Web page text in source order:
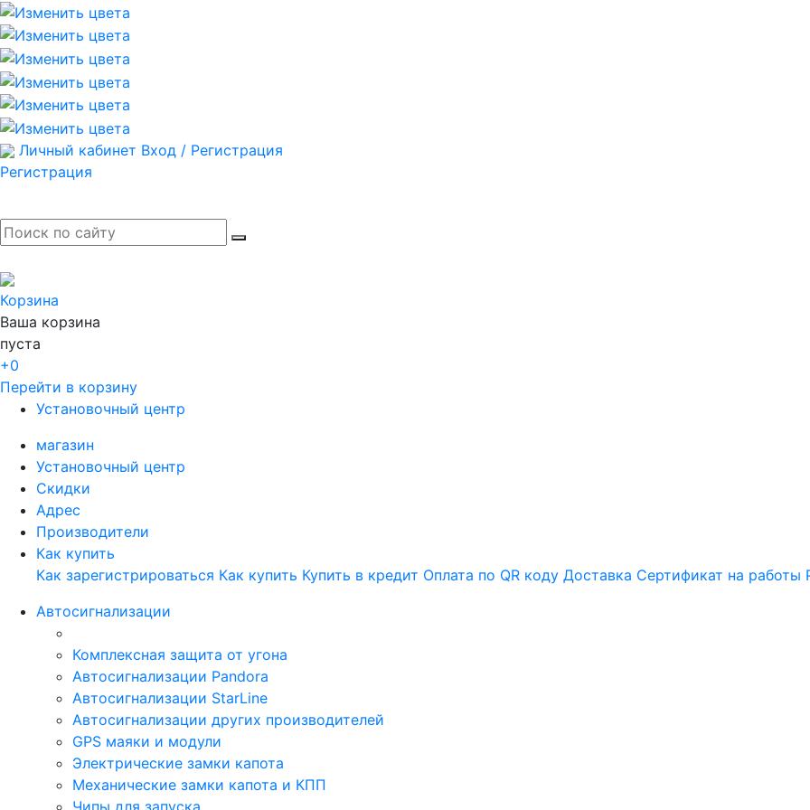
Личный кабинет Вход / Регистрация
Регистрация
Корзина
Ваша корзина
пуста
+0
Перейти в корзину
Установочный центр
магазин
Установочный центр
Скидки
Адрес
Производители
Как купить
Как зарегистрироваться Как купить Купить в кредит Оплата по QR коду Доставка Сертификат на работы
Автосигнализации
Комплексная защита от угона
Автосигнализации Pandora
Автосигнализации StarLine
Автосигнализации других производителей
GPS маяки и модули
Электрические замки капота
Механические замки капота и КПП
Чипы для запуска